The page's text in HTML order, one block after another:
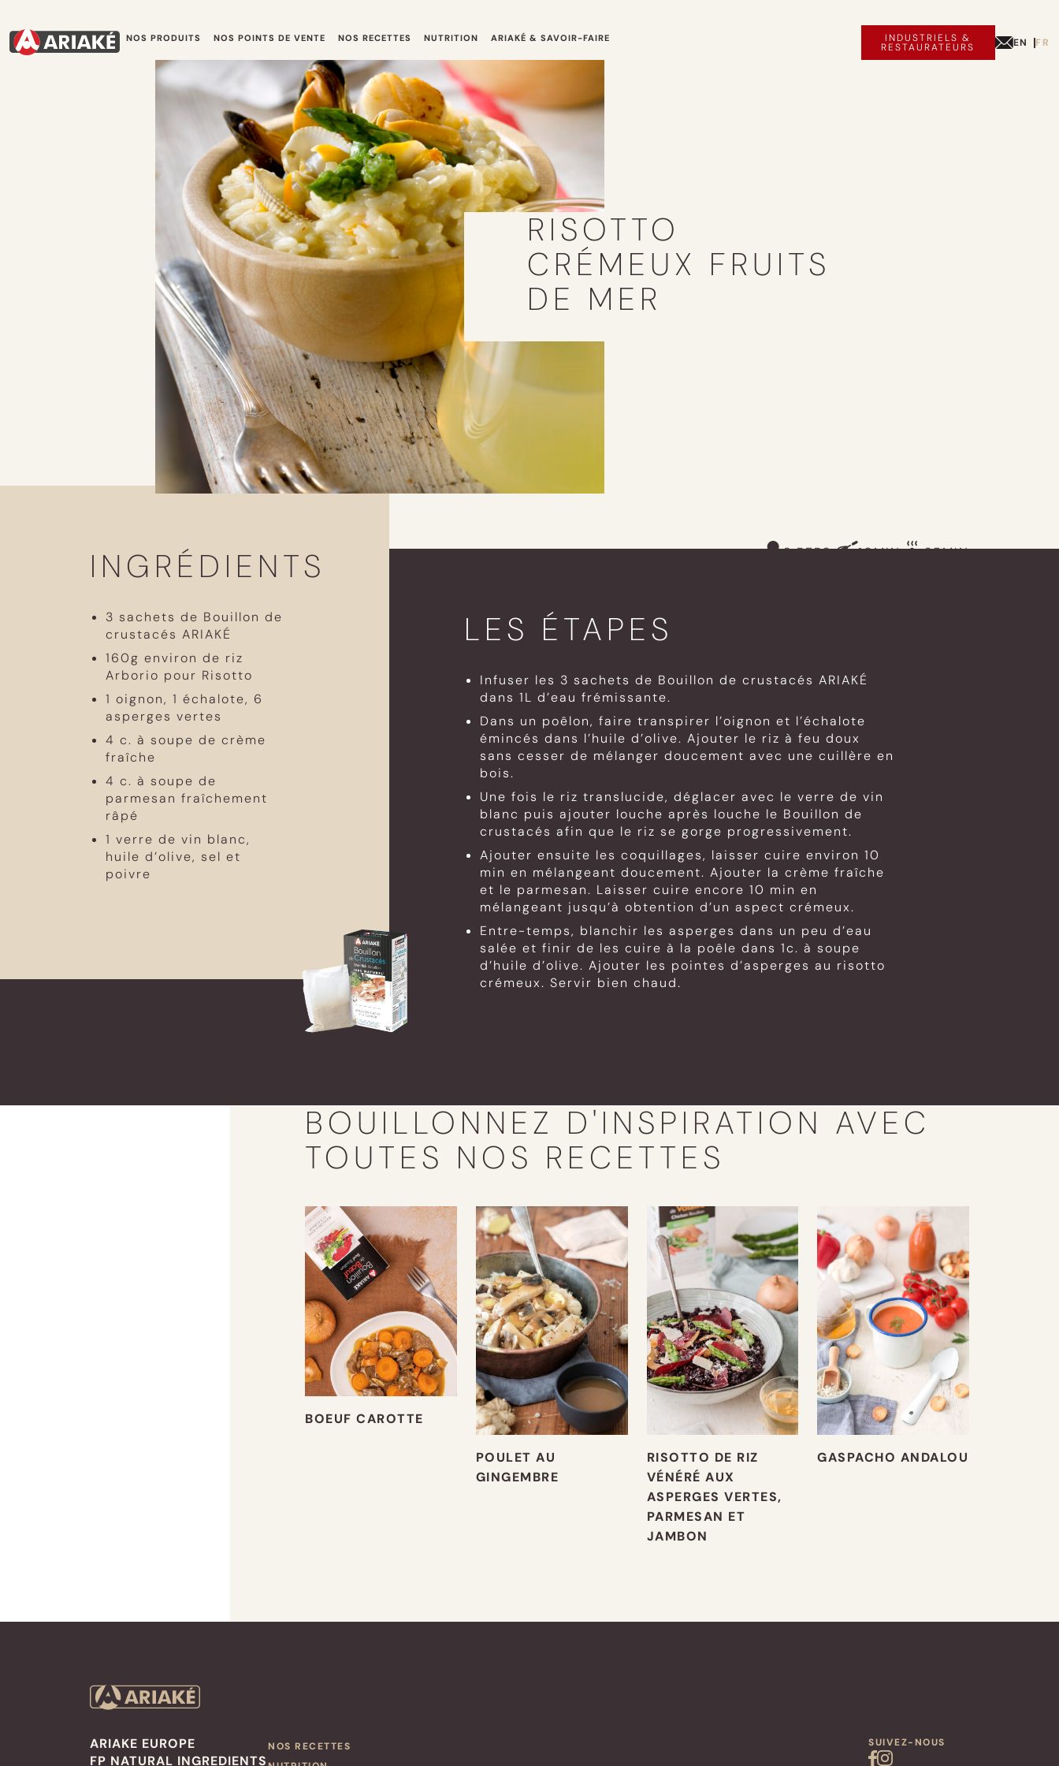
NOS PRODUITS NOS POINTS DE VENTE NOS RECETTES NUTRITION ARIAKÉ & SAVOIR-FAIRE INDUSTRIELS &
RESTAURATEURS EN FR
RISOTTO
CRÉMEUX FRUITS
DE MER
2 PERS. 10MIN 25MIN
INGRÉDIENTS
3 sachets de Bouillon de
crustacés ARIAKÉ
160g environ de riz
Arborio pour Risotto
1 oignon, 1 échalote, 6
asperges vertes
4 c. à soupe de crème
fraîche
4 c. à soupe de
parmesan fraîchement
râpé
1 verre de vin blanc,
huile d’olive, sel et
poivre
LES ÉTAPES
Infuser les 3 sachets de Bouillon de crustacés ARIAKÉ
dans 1L d’eau frémissante.
Dans un poêlon, faire transpirer l’oignon et l’échalote
émincés dans l’huile d’olive. Ajouter le riz à feu doux
sans cesser de mélanger doucement avec une cuillère en
bois.
Une fois le riz translucide, déglacer avec le verre de vin
blanc puis ajouter louche après louche le Bouillon de
crustacés afin que le riz se gorge progressivement.
Ajouter ensuite les coquillages, laisser cuire environ 10
min en mélangeant doucement. Ajouter la crème fraîche
et le parmesan. Laisser cuire encore 10 min en
mélangeant jusqu’à obtention d’un aspect crémeux.
Entre-temps, blanchir les asperges dans un peu d’eau
salée et finir de les cuire à la poêle dans 1c. à soupe
d’huile d’olive. Ajouter les pointes d’asperges au risotto
crémeux. Servir bien chaud.
BOUILLONNEZ D'INSPIRATION AVEC
TOUTES NOS RECETTES
BOEUF CAROTTE
POULET AU
GINGEMBRE
RISOTTO DE RIZ
VÉNÉRÉ AUX
ASPERGES VERTES,
PARMESAN ET
JAMBON
GASPACHO ANDALOU
ARIAKE EUROPE
FP NATURAL INGREDIENTS
NOS RECETTES
SUIVEZ-NOUS